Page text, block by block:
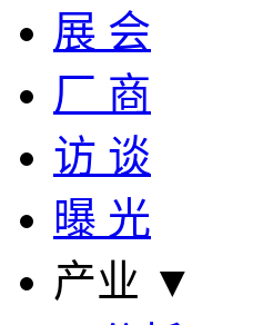
展 会
厂 商
访 谈
曝 光
产业 ▼